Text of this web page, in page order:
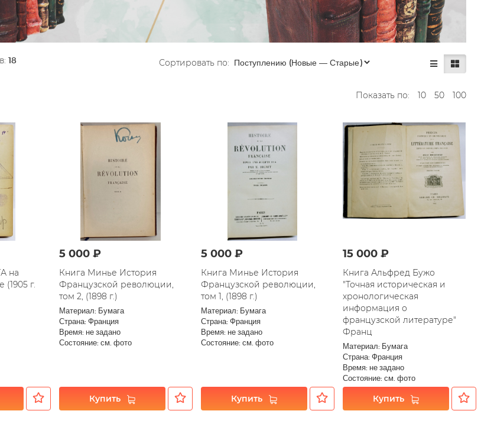
18 Сортировать по:
Показать по: 10 50 100
на
г.
5 000 ₽
Книга Минье История
Французской революции,
том 2, (1898 г.)
Материал: Бумага
Страна: Франция
Время: не задано
Состояние: см. фото
Купить
5 000 ₽
Книга Минье История
Французской революции,
том 1, (1898 г.)
Материал: Бумага
Страна: Франция
Время: не задано
Состояние: см. фото
Купить
15 000 ₽
Книга Альфред Бужо
"Точная историческая и
хронологическая
информация о
французской литературе"
Франц
Материал: Бумага
Страна: Франция
Время: не задано
Состояние: см. фото
Купить